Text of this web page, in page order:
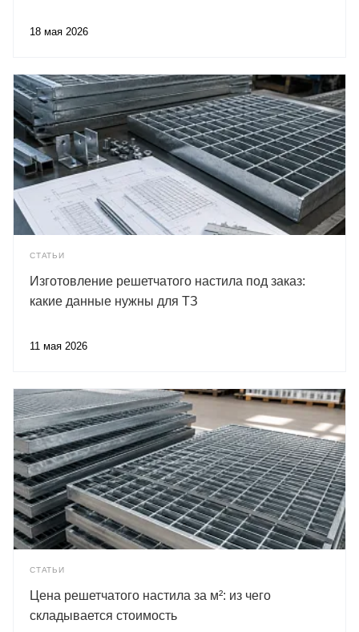
18 мая 2026
СТАТЬИ
Изготовление решетчатого настила под заказ:
какие данные нужны для ТЗ
11 мая 2026
СТАТЬИ
Цена решетчатого настила за м²: из чего
складывается стоимость